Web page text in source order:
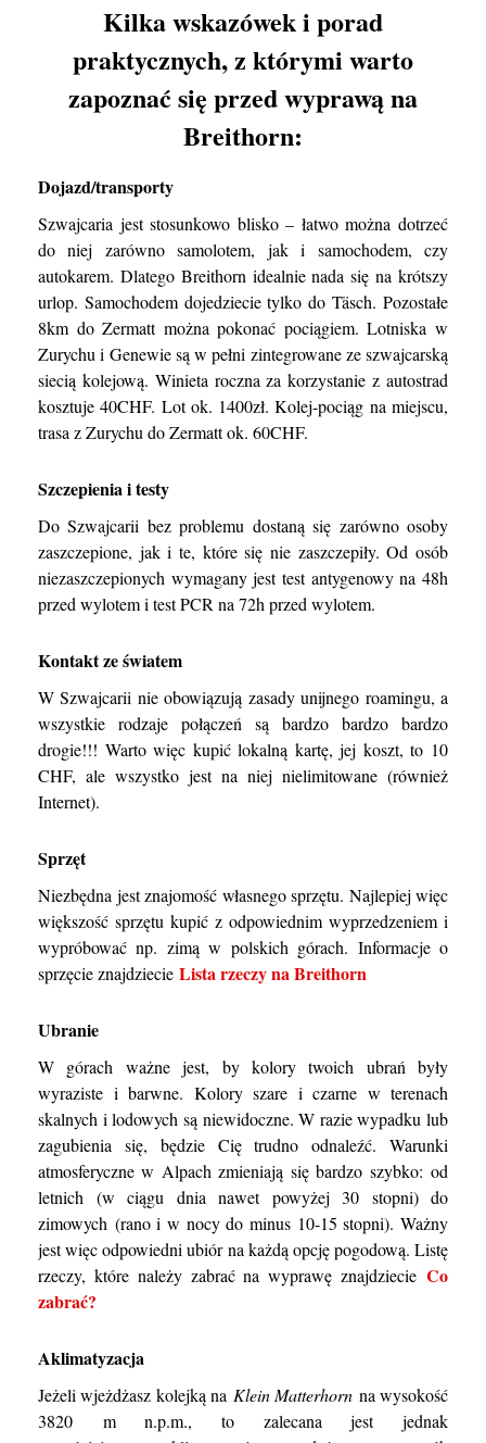
Kilka wskazówek i porad
praktycznych, z którymi warto
zapoznać się przed wyprawą na
Breithorn:
Dojazd/transporty
Szwajcaria jest stosunkowo blisko – łatwo można dotrzeć
do niej zarówno samolotem, jak i samochodem, czy
autokarem. Dlatego Breithorn idealnie nada się na krótszy
urlop. Samochodem dojedziecie tylko do Täsch. Pozostałe
8km do Zermatt można pokonać pociągiem. Lotniska w
Zurychu i Genewie są w pełni zintegrowane ze szwajcarską
siecią kolejową. Winieta roczna za korzystanie z autostrad
kosztuje 40CHF. Lot ok. 1400zł. Kolej-pociąg na miejscu,
trasa z Zurychu do Zermatt ok. 60CHF.
Szczepienia i testy
Do Szwajcarii bez problemu dostaną się zarówno osoby
zaszczepione, jak i te, które się nie zaszczepiły. Od osób
niezaszczepionych wymagany jest test antygenowy na 48h
przed wylotem i test PCR na 72h przed wylotem.
Kontakt ze światem
W Szwajcarii nie obowiązują zasady unijnego roamingu, a
wszystkie rodzaje połączeń są bardzo bardzo bardzo
drogie!!! Warto więc kupić lokalną kartę, jej koszt, to 10
CHF, ale wszystko jest na niej nielimitowane (również
Internet).
Sprzęt
Niezbędna jest znajomość własnego sprzętu. Najlepiej więc
większość sprzętu kupić z odpowiednim wyprzedzeniem i
wypróbować np. zimą w polskich górach. Informacje o
sprzęcie znajdziecie Lista rzeczy na Breithorn
Ubranie
W górach ważne jest, by kolory twoich ubrań były
wyraziste i barwne. Kolory szare i czarne w terenach
skalnych i lodowych są niewidoczne. W razie wypadku lub
zagubienia się, będzie Cię trudno odnaleźć. Warunki
atmosferyczne w Alpach zmieniają się bardzo szybko: od
letnich (w ciągu dnia nawet powyżej 30 stopni) do
zimowych (rano i w nocy do minus 10-15 stopni). Ważny
jest więc odpowiedni ubiór na każdą opcję pogodową. Listę
rzeczy, które należy zabrać na wyprawę znajdziecie Co
zabrać?
Aklimatyzacja
Jeżeli wjeżdżasz kolejką na Klein Matterhorn na wysokość
3820 m n.p.m., to zalecana jest jednak